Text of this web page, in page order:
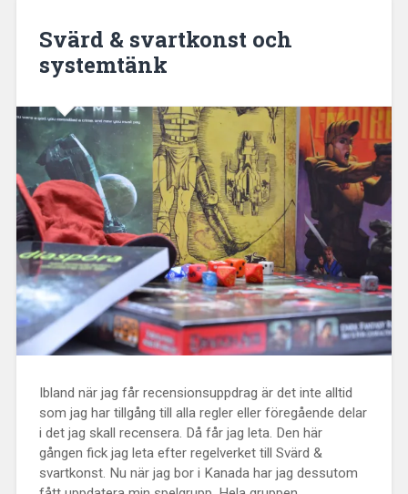
Svärd & svartkonst och
systemtänk
Ibland när jag får recensionsuppdrag är det inte alltid
som jag har tillgång till alla regler eller föregående delar
i det jag skall recensera. Då får jag leta. Den här
gången fick jag leta efter regelverket till Svärd &
svartkonst. Nu när jag bor i Kanada har jag dessutom